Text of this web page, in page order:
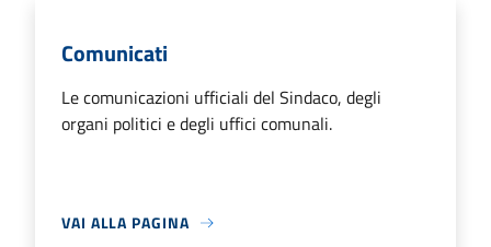
Comunicati
Le comunicazioni ufficiali del Sindaco, degli
organi politici e degli uffici comunali.
VAI ALLA PAGINA